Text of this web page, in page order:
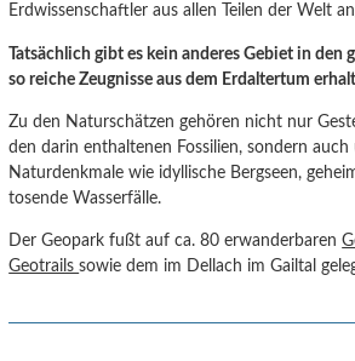
Erdwissenschaftler aus allen Teilen der Welt
Tatsächlich gibt es kein anderes Gebiet in den
so reiche Zeugnisse aus dem Erdaltertum
Zu den Naturschätzen gehören nicht nur
den darin enthaltenen Fossilien, sondern auch
Naturdenkmale wie idyllische Bergseen,
tosende Wasserfälle.
Der Geopark fußt auf ca. 80 erwanderbaren
Geotrailssowie dem im Dellach im Gailtal